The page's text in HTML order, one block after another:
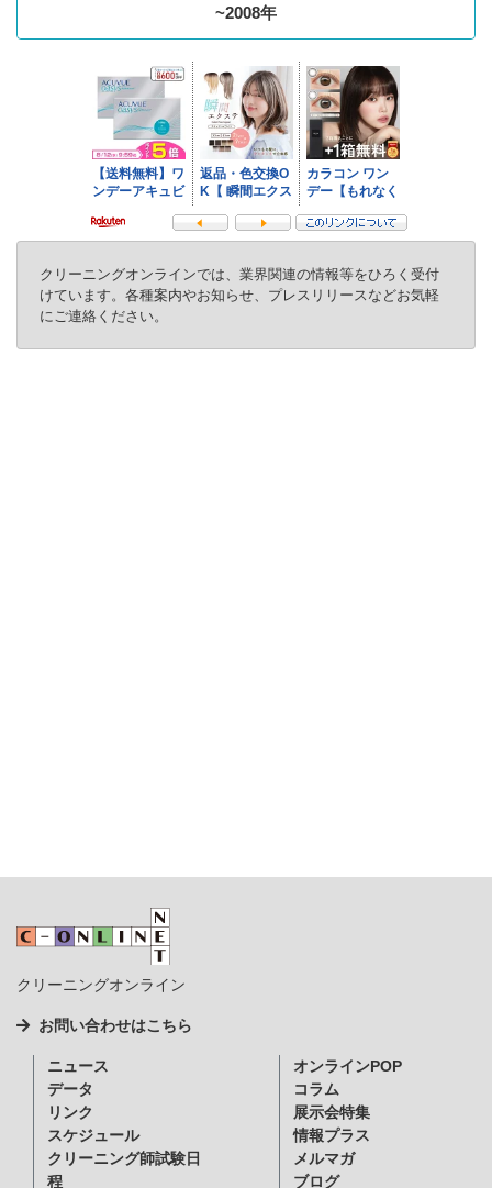
~2008年
クリーニングオンラインでは、業界関連の情報等をひろく受付
けています。各種案内やお知らせ、プレスリリースなどお気軽
にご連絡ください。
クリーニングオンライン
お問い合わせはこちら
ニュース
データ
リンク
スケジュール
クリーニング師試験日
程
オンラインPOP
コラム
展示会特集
情報プラス
メルマガ
ブログ